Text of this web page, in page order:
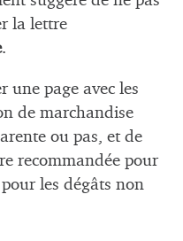
la lettre
.
une page avec les
de marchandise
ou pas, et de
recommandée pour
les dégâts non